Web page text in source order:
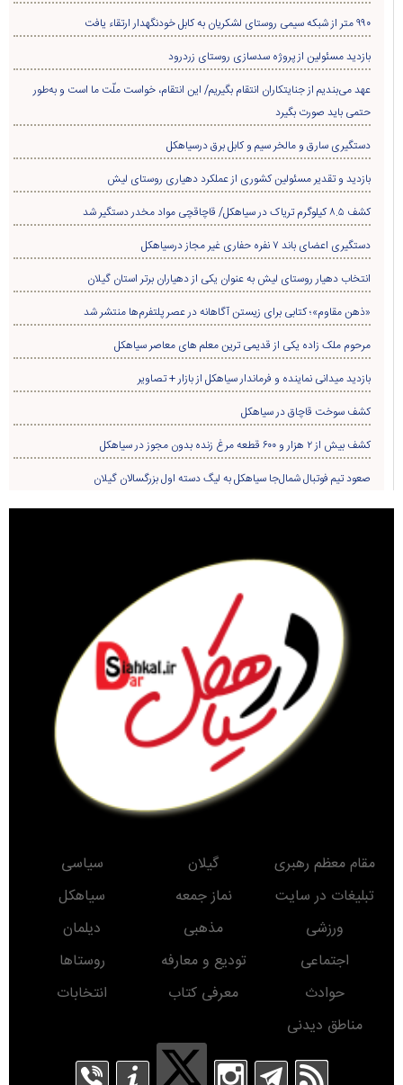
۹۹۰ متر از شبکه سیمی روستای لشکریان به کابل خودنگهدار ارتقاء یافت
بازدید مسئولین از پروژه سدسازی روستای زردرود
عهد می‌بندیم از جنایتکاران انتقام بگیریم/ این انتقام، خواست ملّت ما است و به‌طور
حتمی باید صورت بگیرد
دستگیری سارق و مالخر سیم و کابل برق درسیاهکل
بازدید و تقدیر مسئولین کشوری از عملکرد دهیاری روستای لیش
کشف ۸.۵ کیلوگرم تریاک در سیاهکل/ قاچاقچی مواد مخدر دستگیر شد
دستگیری اعضای باند ۷ نفره حفاری غير مجاز درسیاهکل
انتخاب دهیار روستای لیش به عنوان یکی از دهیاران برتر استان گیلان
«ذهن مقاوم»؛ کتابی برای زیستن آگاهانه در عصر پلتفرم‌ها منتشر شد
مرحوم ملک زاده یکی از قدیمی ترین معلم های معاصر سیاهکل
بازدید میدانی نماینده و فرماندار سیاهکل از بازار + تصاویر
کشف سوخت قاچاق در سياهکل
کشف بیش از ۲ هزار و ۶۰۰ قطعه مرغ زنده بدون مجوز در سیاهکل
صعود تیم فوتبال شمال‌جا‌ سیاهکل به لیگ دسته اول بزرگسالان گیلان
مقام معظم رهبری گیلان
سیاسی
تبلیغات در سایت
نماز جمعه
سیاهکل
ورزشی
مذهبی
دیلمان
اجتماعی
تودیع و معارفه
روستاها
حوادث
معرفی کتاب
انتخابات
مناطق دیدنی